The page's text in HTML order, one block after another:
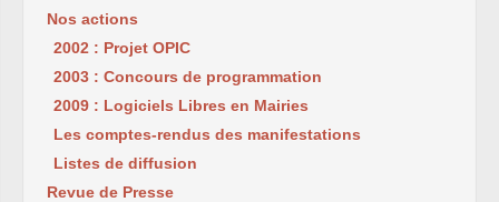
Nos actions
2002 : Projet OPIC
2003 : Concours de programmation
2009 : Logiciels Libres en Mairies
Les comptes-rendus des manifestations
Listes de diffusion
Revue de Presse